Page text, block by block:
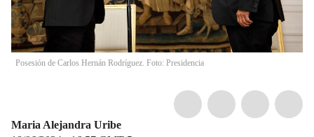
Posesión de Carlos Hernán Rodríguez. Foto: Presidencia
Maria Alejandra Uribe